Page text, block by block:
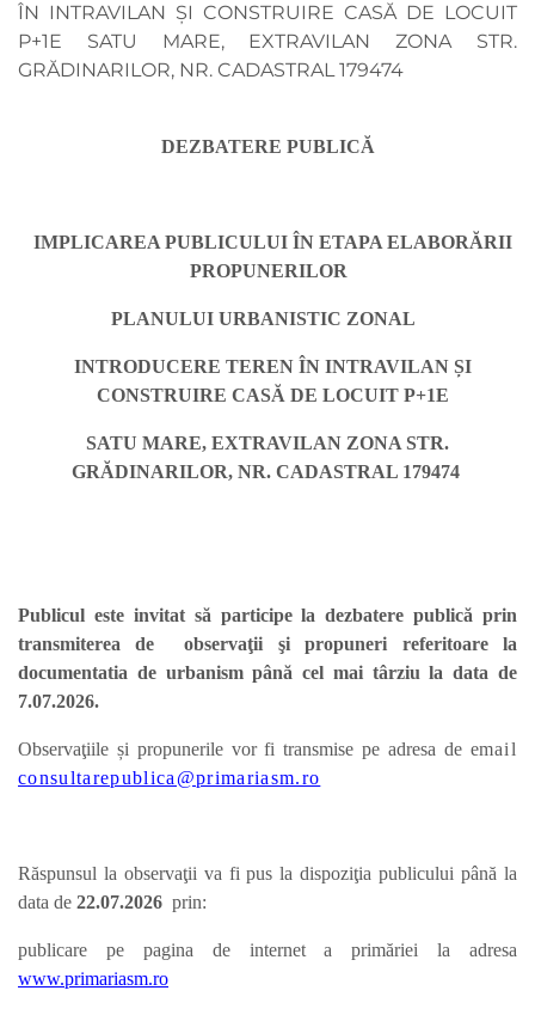
ÎN INTRAVILAN ȘI CONSTRUIRE CASĂ DE LOCUIT
P+1E SATU MARE, EXTRAVILAN ZONA STR.
GRĂDINARILOR, NR. CADASTRAL 179474
DEZBATERE PUBLICĂ
IMPLICAREA PUBLICULUI ÎN ETAPA ELABORĂRII
PROPUNERILOR
PLANULUI URBANISTIC ZONAL
INTRODUCERE TEREN ÎN INTRAVILAN ȘI
CONSTRUIRE CASĂ DE LOCUIT P+1E
SATU MARE, EXTRAVILAN ZONA STR.
GRĂDINARILOR, NR. CADASTRAL 179474
Publicul este invitat să participe la dezbatere publică prin
transmiterea de observaţii şi propuneri referitoare la
documentatia de urbanism până cel mai târziu la data de
7.07.2026.
Observaţiile și propunerile vor fi transmise pe adresa de email
consultarepublica@primariasm.ro
Răspunsul la observaţii va fi pus la dispoziţia publicului până la
data de 22.07.2026 prin:
publicare pe pagina de internet a primăriei la adresa
www.primariasm.ro